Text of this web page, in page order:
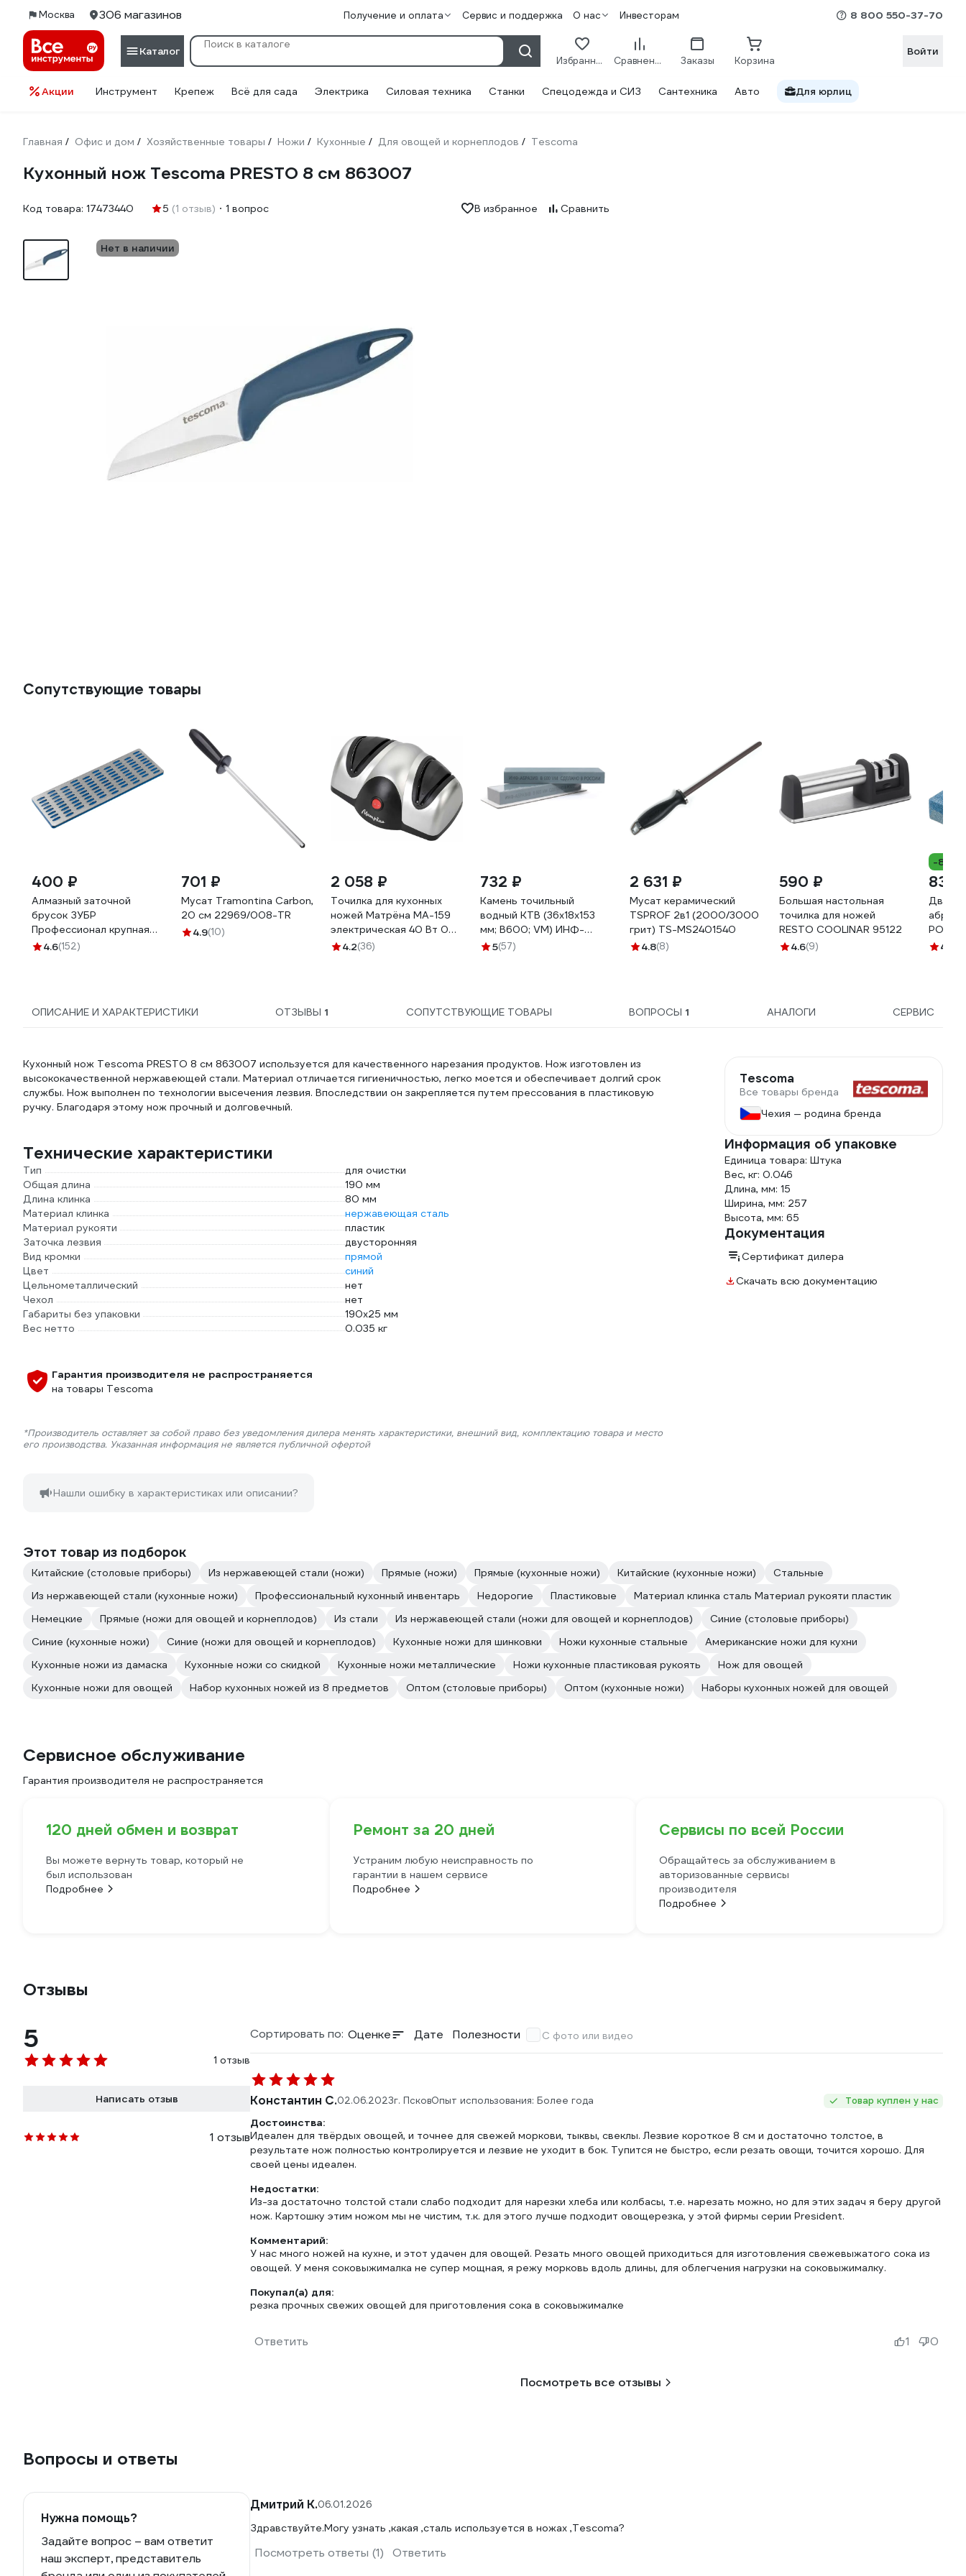
Москва 306 магазинов Получение и оплата Сервис и поддержка О нас Инвесторам 8 800 550-37-70
Каталог
Избранное Сравнение Заказы Корзина
Войти
Акции Инструмент Крепеж Всё для сада Электрика Силовая техника Станки Спецодежда и СИЗ Сантехника Авто Для юрлиц
Главная / Офис и дом / Хозяйственные товары / Ножи / Кухонные / Для овощей и корнеплодов / Tescoma
Кухонный нож Tescoma PRESTO 8 см 863007
Код товара: 17473440 5 (1 отзыв) 1 вопрос В избранное Сравнить
Нет в наличии
Сопутствующие товары
400 ₽
Алмазный заточной
брусок ЗУБР
Профессионал крупная
зернистость, Р200,
4.6(152)
701 ₽
Мусат Tramontina Carbon,
20 см 22969/008-TR
4.9(10)
2 058 ₽
Точилка для кухонных
ножей Матрёна MA-159
электрическая 40 Вт 00
8063 008063
4.2(36)
732 ₽
Камень точильный
водный КТВ (36х18х153
мм; B600; VM) ИНФ-
АБРАЗИВ Б-4922
5(57)
2 631 ₽
Мусат керамический
TSPROF 2в1 (2000/3000
грит) TS-MS2401540
4.8(8)
590 ₽
Большая настольная
точилка для ножей
RESTO COOLINAR 95122
4.6(9)
-82%
83 ₽
РОКОТ
4.4
ОПИСАНИЕ И ХАРАКТЕРИСТИКИ ОТЗЫВЫ 1 СОПУТСТВУЮЩИЕ ТОВАРЫ ВОПРОСЫ 1 АНАЛОГИ СЕРВИС
Кухонный нож Tescoma PRESTO 8 см 863007 используется для качественного нарезания продуктов. Нож изготовлен из
высококачественной нержавеющей стали. Материал отличается гигиеничностью, легко моется и обеспечивает долгий срок
службы. Нож выполнен по технологии высечения лезвия. Впоследствии он закрепляется путем прессования в пластиковую
ручку. Благодаря этому нож прочный и долговечный.
Технические характеристики
Тип
для очистки
Общая длина
190 мм
Длина клинка
80 мм
Материал клинка
нержавеющая сталь
Материал рукояти
пластик
Заточка лезвия
двусторонняя
Вид кромки
прямой
Цвет
синий
Цельнометаллический
нет
Чехол
нет
Габариты без упаковки
190х25 мм
Вес нетто
0.035 кг
Гарантия производителя не распространяется
на товары Tescoma
*Производитель оставляет за собой право без уведомления дилера менять характеристики, внешний вид, комплектацию товара и место
его производства. Указанная информация не является публичной офертой
Нашли ошибку в характеристиках или описании?
Tescoma
Все товары бренда
Чехия — родина бренда
Информация об упаковке
Единица товара: Штука
Вес, кг: 0.046
Длина, мм: 15
Ширина, мм: 257
Высота, мм: 65
Документация
Сертификат дилера
Скачать всю документацию
Этот товар из подборок
Китайские (столовые приборы) Из нержавеющей стали (ножи) Прямые (ножи) Прямые (кухонные ножи) Китайские (кухонные ножи)
Стальные
Из нержавеющей стали (кухонные ножи)
Профессиональный кухонный инвентарь Недорогие Пластиковые
Материал клинка сталь Материал рукояти пластик
Немецкие
Прямые (ножи для овощей и корнеплодов) Из стали Из нержавеющей стали (ножи для овощей и корнеплодов)
Синие (столовые приборы)
Синие (кухонные ножи)
Синие (ножи для овощей и корнеплодов) Кухонные ножи для шинковки Ножи кухонные стальные
Американские ножи для кухни
Кухонные ножи из дамаска
Кухонные ножи со скидкой Кухонные ножи металлические Ножи кухонные пластиковая рукоять
Нож для овощей
Кухонные ножи для овощей
Набор кухонных ножей из 8 предметов Оптом (столовые приборы) Оптом (кухонные ножи) Наборы кухонных ножей для овощей
Сервисное обслуживание
Гарантия производителя не распространяется
120 дней обмен и возврат
Вы можете вернуть товар, который не
был использован
Подробнее
Ремонт за 20 дней
Устраним любую неисправность по
гарантии в нашем сервисе
Подробнее
Сервисы по всей России
Обращайтесь за обслуживанием в
авторизованные сервисы
производителя
Подробнее
Отзывы
5
1 отзыв
Написать отзыв
1 отзыв
Сортировать по: Оценке Дате Полезности С фото или видео
Константин С.02.06.2023г. ПсковОпыт использования: Более года Товар куплен у нас
Достоинства:
Идеален для твёрдых овощей, и точнее для свежей моркови, тыквы, свеклы. Лезвие короткое 8 см и достаточно толстое, в
результате нож полностью контролируется и лезвие не уходит в бок. Тупится не быстро, если резать овощи, точится хорошо. Для
своей цены идеален.
Недостатки:
Из-за достаточно толстой стали слабо подходит для нарезки хлеба или колбасы, т.е. нарезать можно, но для этих задач я беру другой
нож. Картошку этим ножом мы не чистим, т.к. для этого лучше подходит овощерезка, у этой фирмы серии President.
Комментарий:
У нас много ножей на кухне, и этот удачен для овощей. Резать много овощей приходиться для изготовления свежевыжатого сока из
овощей. У меня соковыжималка не супер мощная, я режу морковь вдоль длины, для облегчения нагрузки на соковыжималку.
Покупал(а) для:
резка прочных свежих овощей для приготовления сока в соковыжималке
Ответить 1 0
Посмотреть все отзывы
Вопросы и ответы
Нужна помощь?
Задайте вопрос – вам ответит
наш эксперт, представитель
Дмитрий К.06.01.2026
Здравствуйте.Могу узнать ,какая ,сталь используется в ножах ,Tescoma?
Посмотреть ответы (1) Ответить